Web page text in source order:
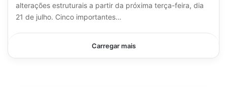
alterações estruturais a partir da próxima terça-feira, dia
21 de julho. Cinco importantes…
Carregar mais